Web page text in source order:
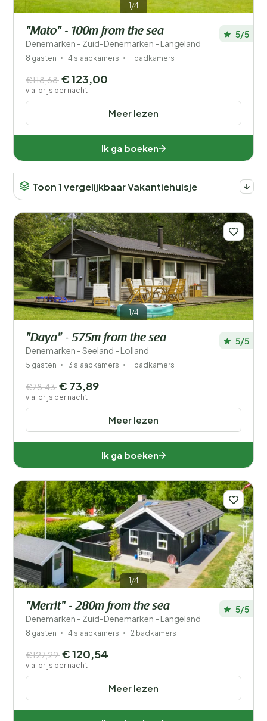
1/4
"Mato" - 100m from the sea
Denemarken - Zuid-Denemarken - Langeland
5/5
8 gasten 4 slaapkamers 1 badkamers
Meer lezen
€118,68 € 123,00
v.a. prijs per nacht
Ik ga boeken
Toon 1 vergelijkbaar Vakantiehuisje
1/4
"Daya" - 575m from the sea
Denemarken - Seeland - Lolland
5/5
5 gasten 3 slaapkamers 1 badkamers
Meer lezen
€78,43 € 73,89
v.a. prijs per nacht
Ik ga boeken
1/4
"Merrit" - 280m from the sea
Denemarken - Zuid-Denemarken - Langeland
5/5
8 gasten 4 slaapkamers 2 badkamers
Meer lezen
€127,29 € 120,54
v.a. prijs per nacht